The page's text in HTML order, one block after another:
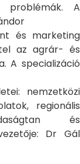
problémák. A
és marketing
az agrár- és
A specializáció
nemzetközi
regionális
és
Dr Gál